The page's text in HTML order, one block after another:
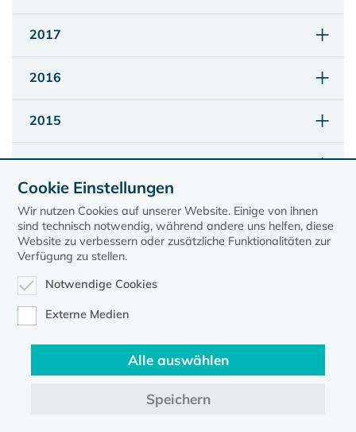
2017
2016
2015
2014
2013
Datenschutz
Cookie Einstellungen
Wir nutzen Cookies auf unserer Website. Einige von ihnen
sind technisch notwendig, während andere uns helfen, diese
Website zu verbessern oder zusätzliche Funktionalitäten zur
Verfügung zu stellen.
Notwendige Cookies
Externe Medien
Alle auswählen
Speichern